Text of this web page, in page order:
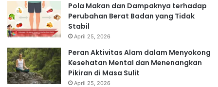
Pola Makan dan Dampaknya terhadap
Perubahan Berat Badan yang Tidak
Stabil
April 25, 2026
Peran Aktivitas Alam dalam Menyokong
Kesehatan Mental dan Menenangkan
Pikiran di Masa Sulit
April 25, 2026